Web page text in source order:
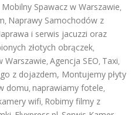
Mobilny Spawacz w Warszawie,
, Naprawy Samochodów z
i serwis jacuzzi oraz
złotych obrączek,
Warszawie, Agencja SEO, Taxi,
z dojazdem, Montujemy płyty
domu, naprawiamy fotele,
wifi, Robimy filmy z